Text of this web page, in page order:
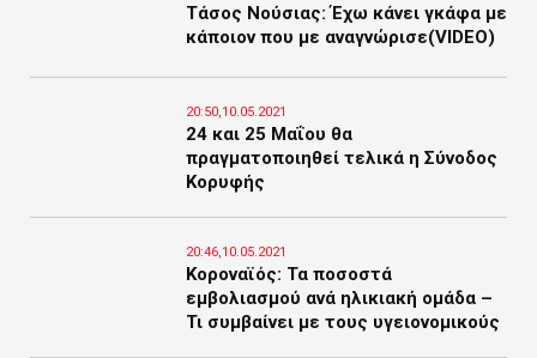
Τάσος Νούσιας: Έχω κάνει γκάφα με
κάποιον που με αναγνώρισε(VIDEO)
20:50,10.05.2021
24 και 25 Μαΐου θα
πραγματοποιηθεί τελικά η Σύνοδος
Κορυφής
20:46,10.05.2021
Κοροναϊός: Τα ποσοστά
εμβολιασμού ανά ηλικιακή ομάδα –
Τι συμβαίνει με τους υγειονομικούς